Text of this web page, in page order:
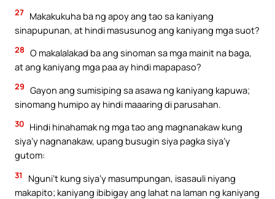
27 Makakukuha ba ng apoy ang tao sa kaniyang
sinapupunan, at hindi masusunog ang kaniyang mga suot?
28 O makalalakad ba ang sinoman sa mga mainit na baga,
at ang kaniyang mga paa ay hindi mapapaso?
29 Gayon ang sumisiping sa asawa ng kaniyang kapuwa;
sinomang humipo ay hindi maaaring di parusahan.
30 Hindi hinahamak ng mga tao ang magnanakaw kung
siya’y nagnanakaw, upang busugin siya pagka siya’y
gutom:
31
Nguni’t kung siya’y masumpungan, isasauli niyang
makapito; kaniyang ibibigay ang lahat na laman ng kaniyang